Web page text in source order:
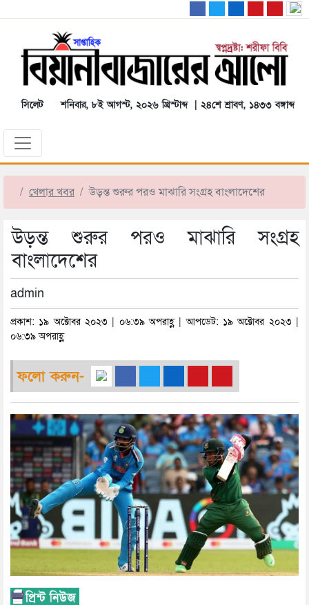
সিলেট শনিবার, ৮ই আগস্ট, ২০২৬ খ্রিস্টাব্দ | ২৪শে শ্রাবণ, ১৪৩৩ বঙ্গাব্দ
খেলার খবর উড়ন্ত শুরুর পরও মাঝারি সংগ্রহ বাংলাদেশের
উড়ন্ত শুরুর পরও মাঝারি সংগ্রহ
বাংলাদেশের
admin
প্রকাশ: ১৯ অক্টোবর ২০২৩ | ০৬:৩৯ অপরাহ্ণ | আপডেট: ১৯ অক্টোবর ২০২৩ |
০৬:৩৯ অপরাহ্ণ
ফলো করুন-